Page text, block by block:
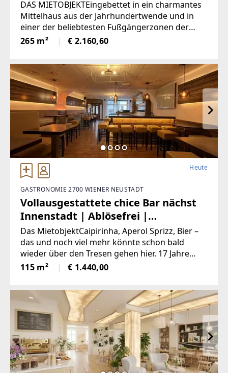
Gestaltungsmöglichkeiten
DAS MIETOBJEKTEingebettet in ein charmantes
Mittelhaus aus der Jahrhundertwende und in
einer der beliebtesten Fußgängerzonen der
Wiener Neustädter Innenstadt gelegen, befindet
sich dieses mit viel Liebe zum Detail revitalisierte
265 m² € 2.160,60
Heute
GASTRONOMIE 2700 WIENER NEUSTADT
Vollausgestattete chice Bar nächst
Innenstadt | Ablösefrei |
Schanigarten
Das MietobjektCaipirinha, Aperol Sprizz, Bier –
das und noch viel mehr könnte schon bald
wieder über den Tresen gehen hier. 17 Jahre
lang war das Geschäftslokal als Cocktailbar in
Betrieb – und als solches vielfach via Falstaff
115 m² € 1.440,00